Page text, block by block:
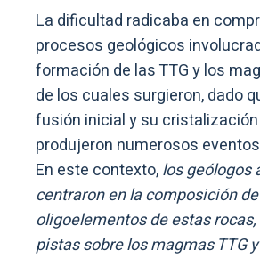
La dificultad radicaba en
procesos geológicos
formación de las TTG y los
de los cuales surgieron, dado
fusión inicial y su
produjeron numerosos
En este contexto,los geólogos
centraron en la composición de
oligoelementos de estas
pistas sobre los magmas TTG